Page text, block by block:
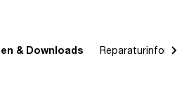
& Downloads